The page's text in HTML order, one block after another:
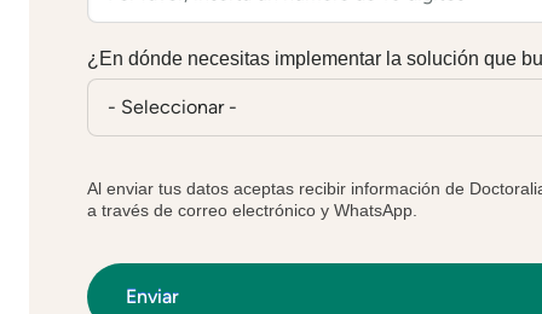
¿En dónde necesitas implementar la solución que
Al enviar tus datos aceptas recibir información de
a través de correo electrónico y WhatsApp.